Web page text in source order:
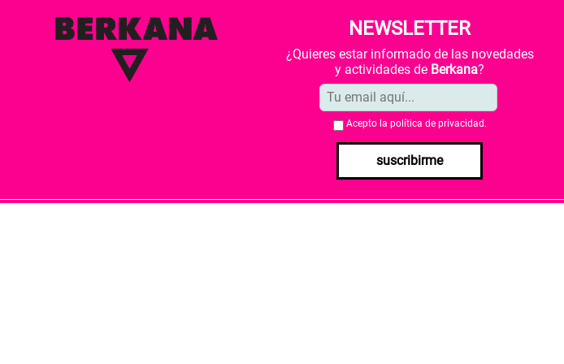
NEWSLETTER
¿Quieres estar informado de las novedades
y actividades de Berkana?
Acepto la política de privacidad .
suscribirme